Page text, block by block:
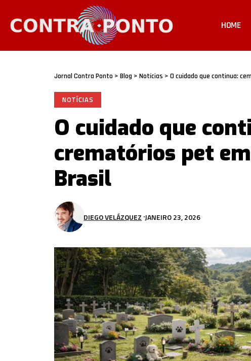
HOME
Jornal Contra Ponto > Blog > Notícias > O cuidado que continua:
NOTÍCIAS
O cuidado que
crematórios pet
Brasil
DIEGO VELÁZQUEZ JANEIRO 23, 2026